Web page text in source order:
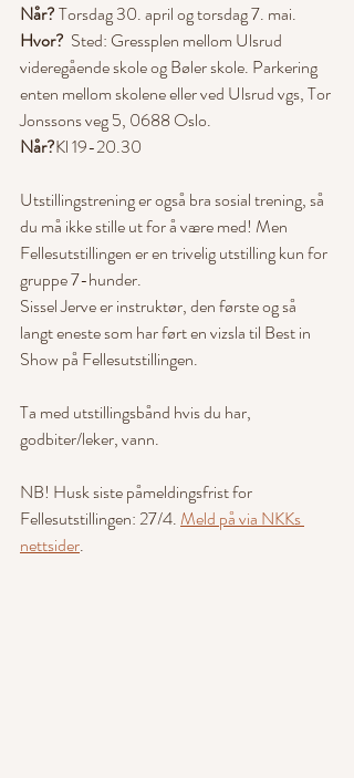
Når? Torsdag 30. april og torsdag 7. mai.
Hvor?
  Sted: Gressplen mellom Ulsrud
videregående skole og Bøler skole. Parkering
enten mellom skolene eller ved Ulsrud vgs, Tor
Jonssons veg 5, 0688 Oslo.
Når?Kl 19-20.30
Utstillingstrening er også bra sosial trening, så
du må ikke stille ut for å være med! Men
Fellesutstillingen er en trivelig utstilling kun for
gruppe 7-hunder.
Sissel Jerve er instruktør, den første og så
langt eneste som har ført en vizsla til Best in
Show på Fellesutstillingen.
Ta med utstillingsbånd hvis du har,
godbiter/leker, vann.
NB! Husk siste påmeldingsfrist for
Fellesutstillingen: 27/4. Meld på via NKKs
nettsider.